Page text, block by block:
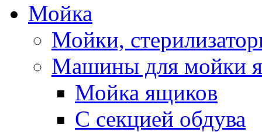
Мойка
Мойки,
Машины для мойки
Мойка ящиков
С секцией обдува